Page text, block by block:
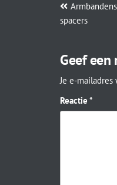
spacers
Geef een
Je e-
Reactie *